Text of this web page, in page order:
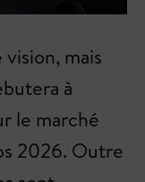
mais
à
le marché
2026. Outre